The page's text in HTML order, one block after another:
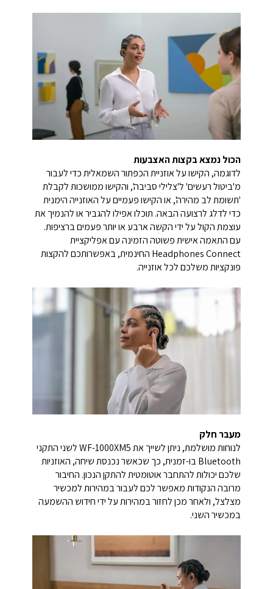
הכול נמצא בקצות האצבעות
לדוגמה, הקישו על אוזניית הכפתור השמאלית כדי לעבור
מ'ביטול רעשים' ל'צלילי סביבה', והקישו ממושכות לקבלת
'תשומת לב מהירה', או הקישו פעמיים על האוזנייה הימנית
כדי לדלג לרצועה הבאה. תוכלו אפילו להגביר או להנמיך את
עוצמת הקול על ידי הקשה ארבע או יותר פעמים ברציפות.
עם התאמה אישית פשוטה הזמינה עם אפליקציית
Headphones Connect החינמית, באפשרותכם להקצות
פונקציות משלכם לכל אוזנייה.
מעבר חלק
לנוחות מושלמת, ניתן לשייך את WF-1000XM5 לשני התקני
Bluetooth בו-זמנית, כך שכאשר נכנסת שיחה, האוזניות
שלכם יכולות להתחבר אוטומטית להתקן הנכון. החיבור
מרובה הנקודות מאפשר לכם לעבור במהירות למכשיר
מצלצל, ולאחר מכן לחזור במהירות על ידי חידוש ההשמעה
במכשיר השני.